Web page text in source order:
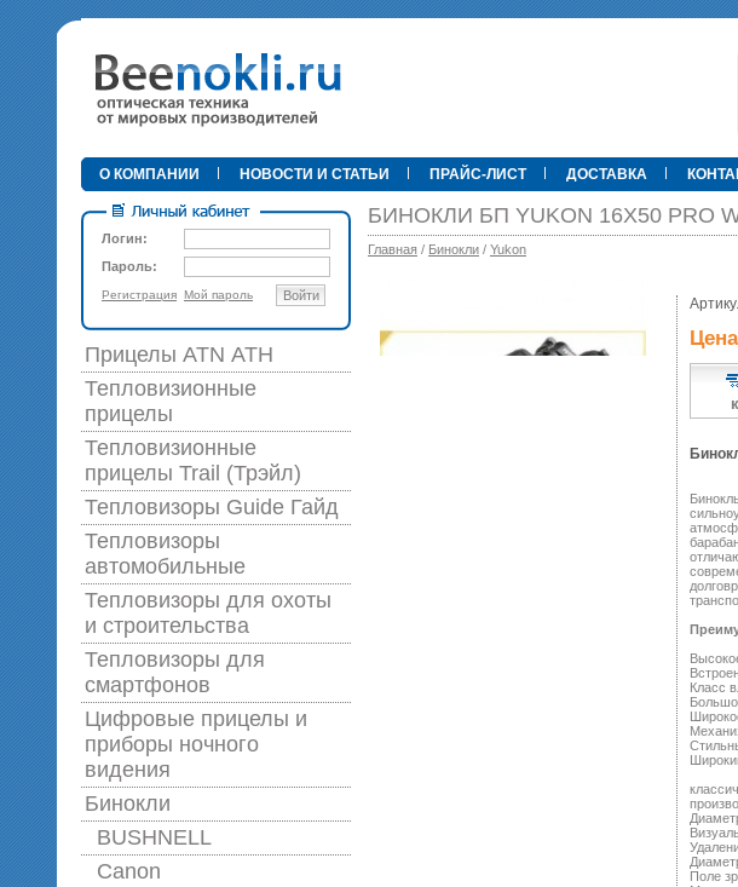
•
79
Прицел
3-14,
600м/
фото/
О КОМПАНИИ НОВОСТИ И СТАТЬИ ПРАЙС-ЛИСТ ДОСТАВКА
Логин:
Пароль:
Регистрация Мой пароль Войти
Прицелы ATN АТН
Тепловизионные
прицелы
Тепловизионные
прицелы Trail (Трэйл)
Тепловизоры Guide Гайд
Тепловизоры
автомобильные
Тепловизоры для охоты
и строительства
Тепловизоры для
смартфонов
Цифровые прицелы и
приборы ночного
видения
Бинокли
BUSHNELL
Canon
БИНОКЛИ БП YUKON 16X50 PRO
Главная / Бинокли / Yukon
Класс
Поле